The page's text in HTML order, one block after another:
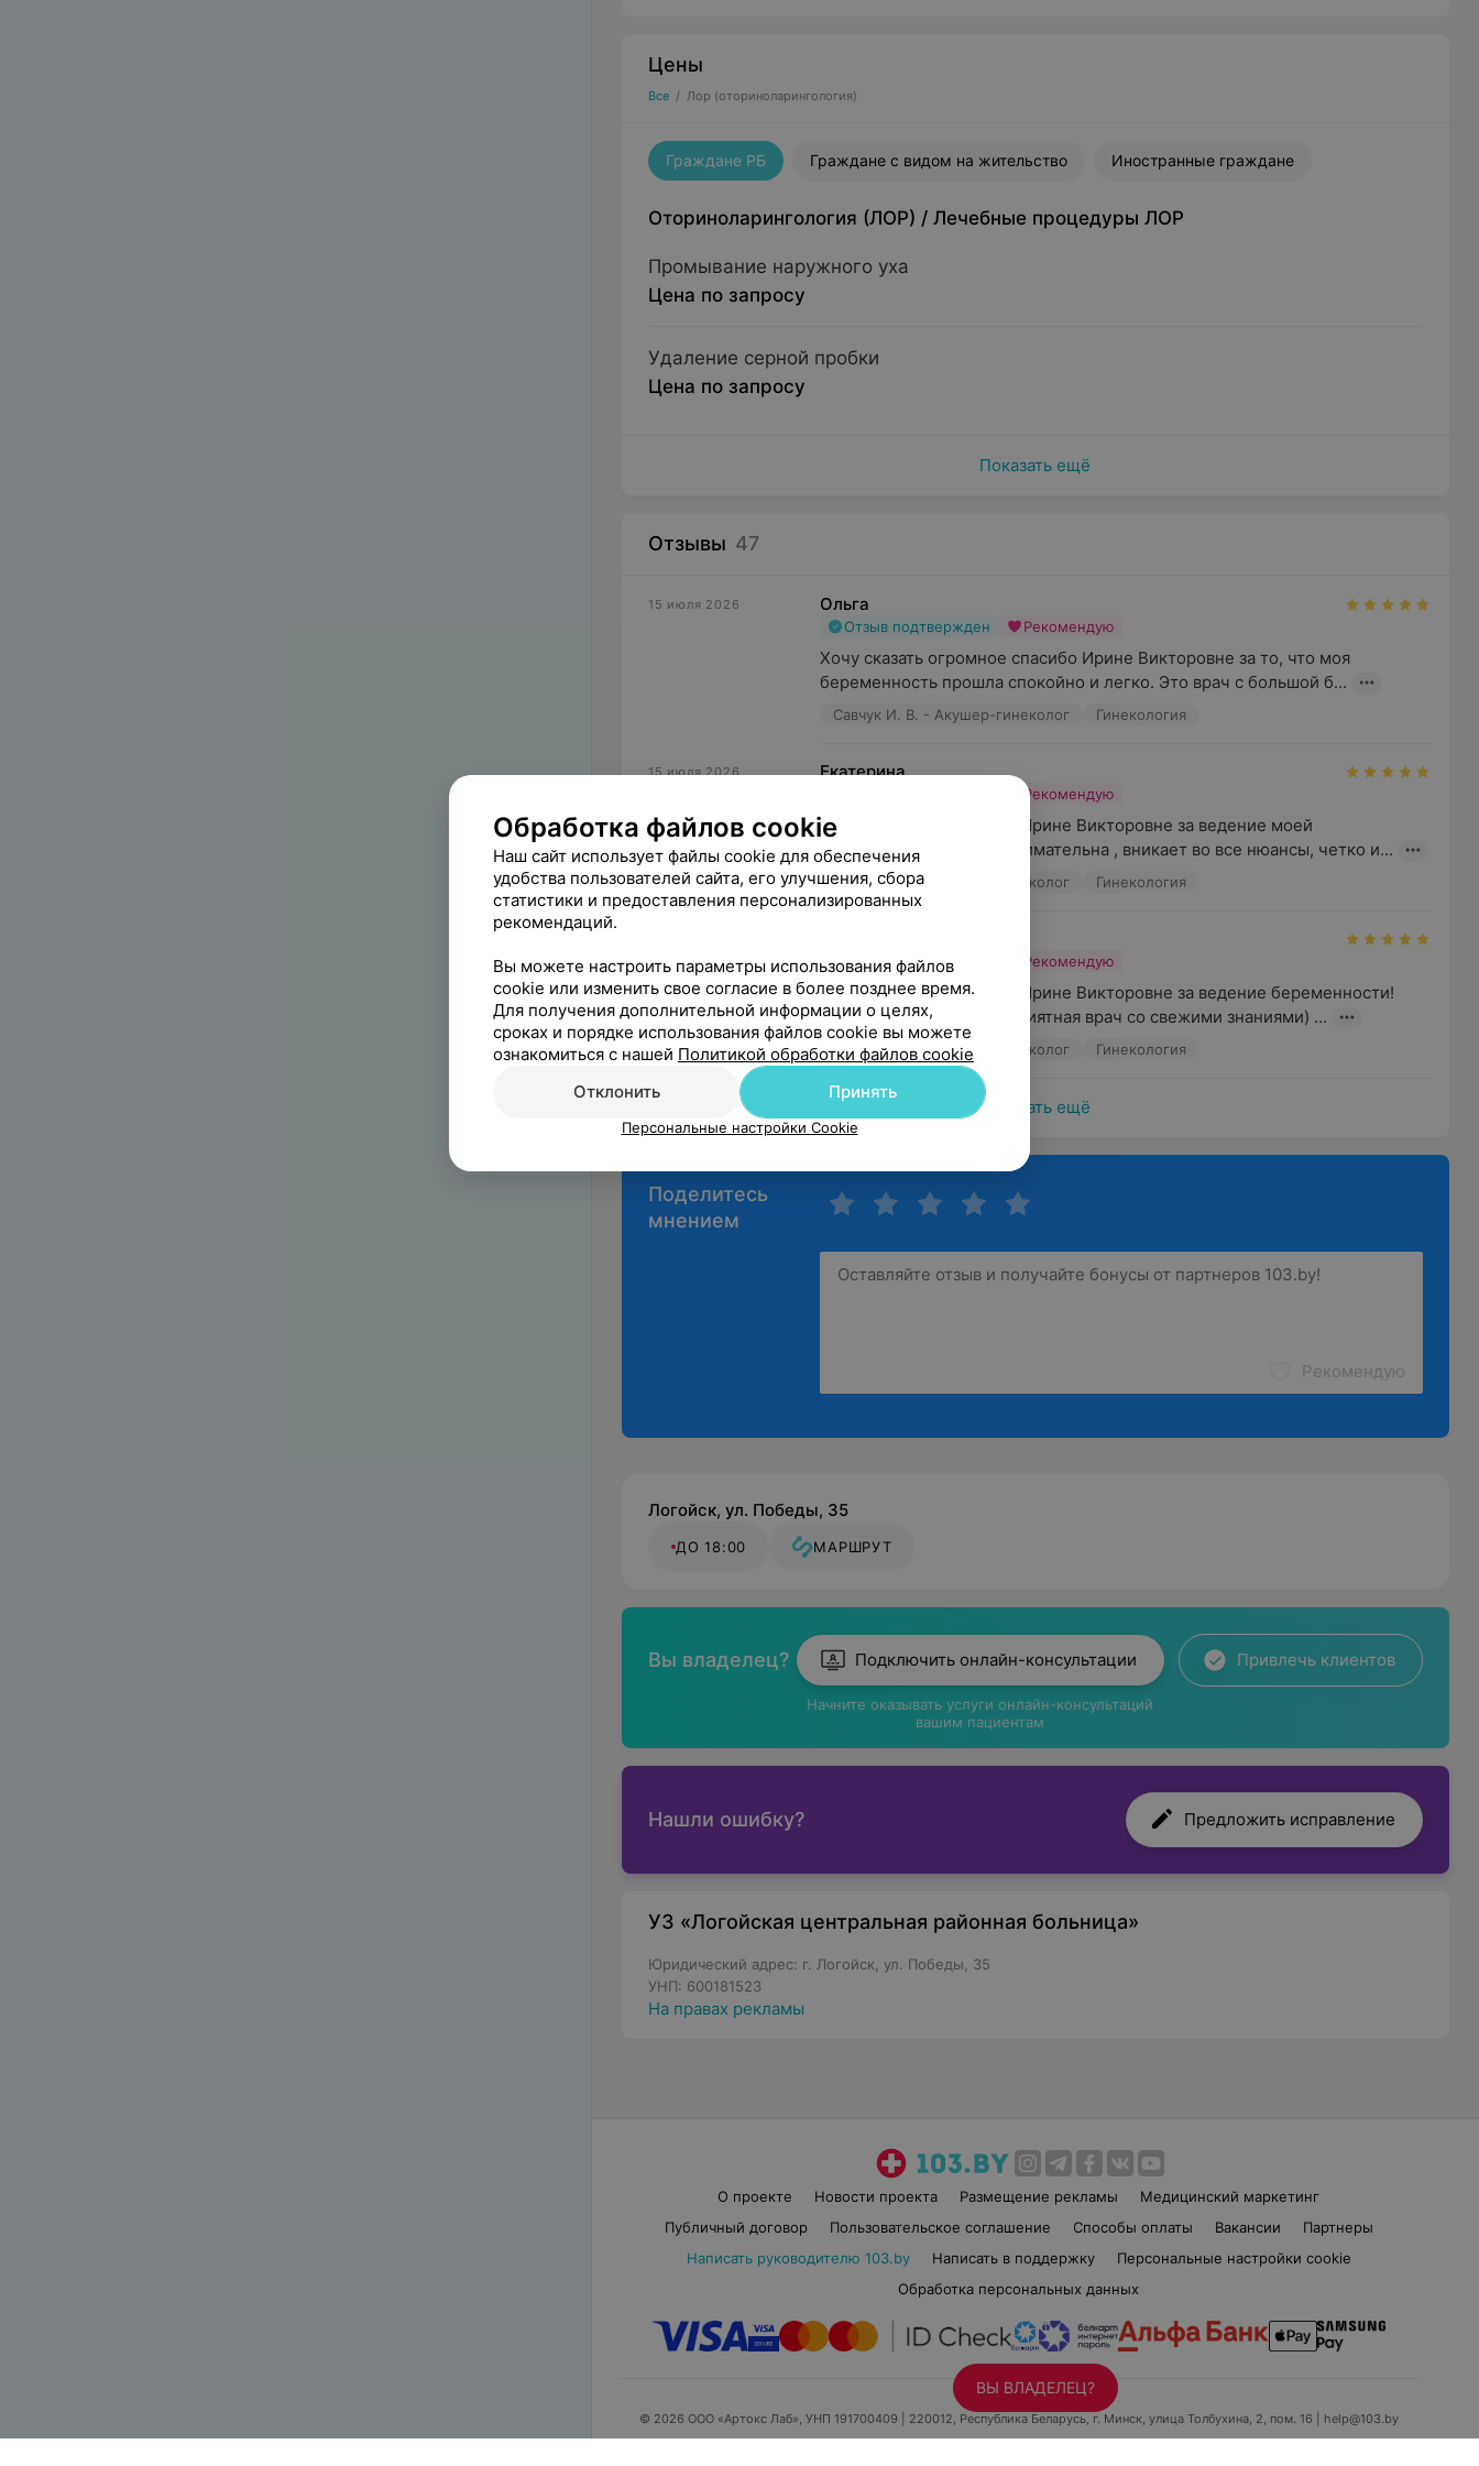
Цены
Все / Лор (оториноларингология)
Граждане РБ Граждане с видом на жительство Иностранные граждане
Оториноларингология (ЛОР) / Лечебные процедуры ЛОР
Промывание наружного уха
Цена по запросу
Удаление серной пробки
Цена по запросу
Показать ещё
Отзывы 47
15 июля 2026 Ольга
Отзыв подтвержден Рекомендую
Хочу сказать огромное спасибо Ирине Викторовне за то, что моя
беременность прошла спокойно и легко. Это врач с большой б...
Савчук И. В. - Акушер-гинеколог Гинекология
15 июля 2026 Екатерина
Рекомендую
Большая благодарность Ирине Викторовне за ведение моей
беременности, всегда внимательна , вникает во все нюансы, четко и...
Савчук И. В. - Акушер-гинеколог Гинекология
Отзыв подтвержден Рекомендую
Бесконечно благодарна Ирине Викторовне за ведение беременности!
Очень внимательная и приятная врач со свежими знаниями) ...
Савчук И. В. - Акушер-гинеколог Гинекология
Показать ещё
Поделитесь
мнением
Рекомендую
Логойск, ул. Победы, 35
ДО 18:00 МАРШРУТ
Вы владелец? Подключить онлайн-консультации
Начните оказывать услуги онлайн-консультаций
вашим пациентам
Привлечь клиентов
Нашли ошибку? Предложить исправление
УЗ «Логойская центральная районная больница»
Юридический адрес: г. Логойск, ул. Победы, 35
УНП: 600181523
На правах рекламы
О проекте Новости проекта Размещение рекламы
Медицинский маркетинг
Публичный договор
Пользовательское соглашение Способы оплаты Вакансии
Партнеры
Написать руководителю 103.by
Написать в поддержку
Персональные настройки cookie
Обработка персональных данных
© 2026 ООО «Артокс Лаб», УНП 191700409 | 220012, Республика Беларусь, г. Минск, улица Толбухина, 2, пом. 16 | help@103.by
ВЫ ВЛАДЕЛЕЦ?
Обработка файлов cookie
Наш сайт использует файлы cookie для обеспечения
удобства пользователей сайта, его улучшения, сбора
статистики и предоставления персонализированных
рекомендаций.
Вы можете настроить параметры использования файлов
cookie или изменить свое согласие в более позднее время.
Для получения дополнительной информации о целях,
сроках и порядке использования файлов cookie вы можете
ознакомиться с нашей Политикой обработки файлов cookie
Отклонить
Принять
Персональные настройки Cookie